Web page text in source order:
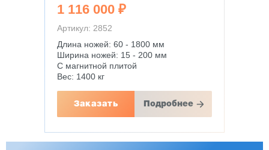
1 116 000 ₽
Артикул: 2852
Длина ножей: 60 - 1800 мм
Ширина ножей: 15 - 200 мм
С магнитной плитой
Вес: 1400 кг
Заказать Подробнее